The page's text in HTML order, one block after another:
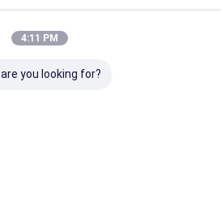
4:11 PM
you looking for?